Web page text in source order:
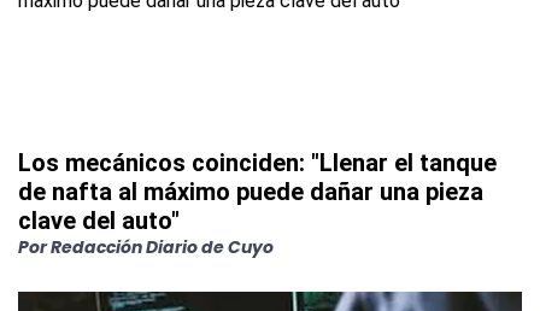
Los mecánicos coinciden: "Llenar el tanque
de nafta al máximo puede dañar una pieza
clave del auto"
PorRedacción Diario de Cuyo